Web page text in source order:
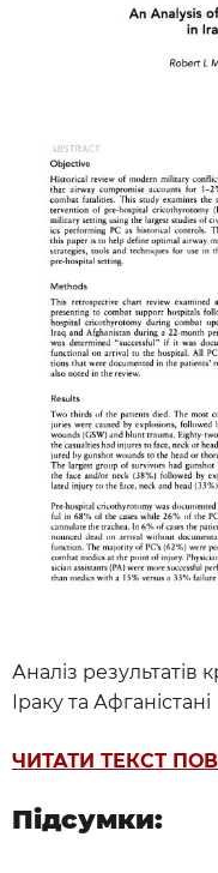
Аналіз результатів
Іраку та Афганістані
ЧИТАТИ ТЕКСТ
Підсумки: